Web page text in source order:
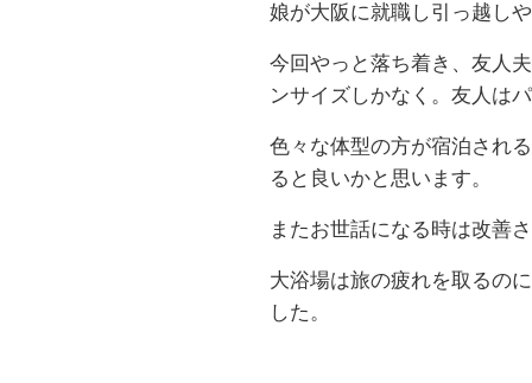
娘が大阪に就職し引っ越し
今回やっと落ち着き、友人
ンサイズしかなく。友人は
色々な体型の方が宿泊され
ると良いかと思います。
またお世話になる時は改善
大浴場は旅の疲れを取るの
した。